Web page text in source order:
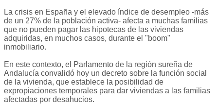
La crisis en España y el elevado índice de desempleo -más
de un 27% de la población activa- afecta a muchas familias
que no pueden pagar las hipotecas de las viviendas
adquiridas, en muchos casos, durante el "boom"
inmobiliario.
En este contexto, el Parlamento de la región sureña de
Andalucía convalidó hoy un decreto sobre la función social
de la vivienda, que establece la posibilidad de
expropiaciones temporales para dar viviendas a las familias
afectadas por desahucios.